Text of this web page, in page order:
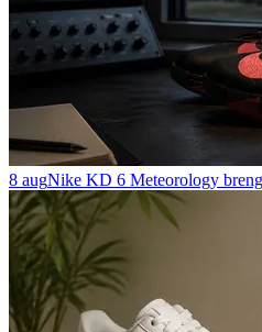
8 augNike KD 6 Meteorology